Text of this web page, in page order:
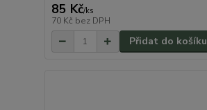
85 Kč/ks
70 Kč bez DPH
Přidat do košíku